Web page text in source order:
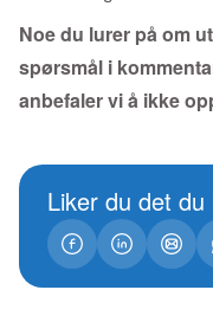
Noe du lurer på om
spørsmål i
anbefaler vi å ikke
Liker du det du